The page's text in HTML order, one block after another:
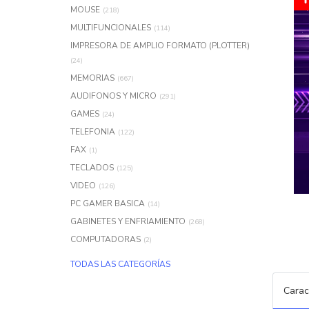
MOUSE (218)
MULTIFUNCIONALES (114)
IMPRESORA DE AMPLIO FORMATO (PLOTTER)
(24)
MEMORIAS (667)
AUDIFONOS Y MICRO (291)
GAMES (24)
TELEFONIA (122)
FAX (1)
TECLADOS (125)
VIDEO (126)
PC GAMER BASICA (14)
GABINETES Y ENFRIAMIENTO (268)
COMPUTADORAS (2)
TODAS LAS CATEGORÍAS